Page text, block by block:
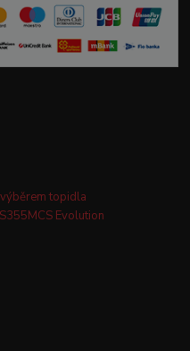
topidla
Evolution